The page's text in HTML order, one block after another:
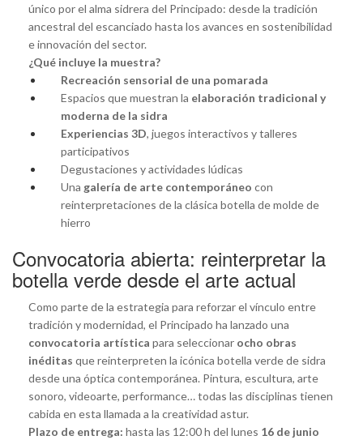
único por el alma sidrera del Principado: desde la tradición
ancestral del escanciado hasta los avances en sostenibilidad
e innovación del sector.
¿Qué incluye la muestra?
Recreación sensorial de una pomarada
Espacios que muestran la elaboración tradicional y
moderna de la sidra
Experiencias 3D, juegos interactivos y talleres
participativos
Degustaciones y actividades lúdicas
Una galería de arte contemporáneo con
reinterpretaciones de la clásica botella de molde de
hierro
Convocatoria abierta: reinterpretar la
botella verde desde el arte actual
Como parte de la estrategia para reforzar el vínculo entre
tradición y modernidad, el Principado ha lanzado una
convocatoria artística para seleccionar ocho obras
inéditas que reinterpreten la icónica botella verde de sidra
desde una óptica contemporánea. Pintura, escultura, arte
sonoro, videoarte, performance… todas las disciplinas tienen
cabida en esta llamada a la creatividad astur.
Plazo de entrega: hasta las 12:00 h del lunes 16 de junio